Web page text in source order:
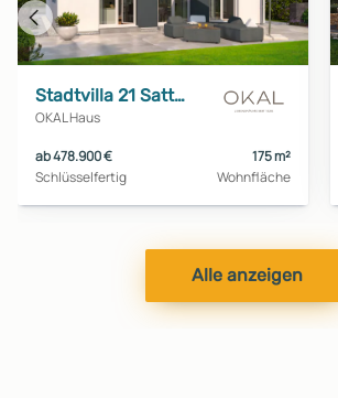
Stadtvilla 21 Satteldach
OKAL Haus
ab 478.900 €
Schlüsselfertig
175 m²
Wohnfläche
Vorheriges
Haus
Alle anzeigen